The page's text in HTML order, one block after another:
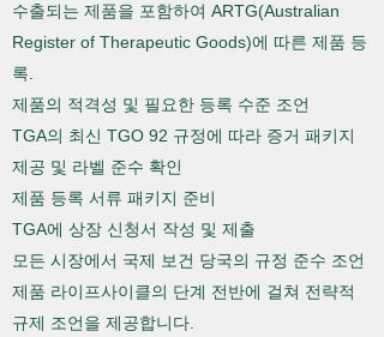
수출되는 제품을 포함하여 ARTG(Australian
Register of Therapeutic Goods)에 따른 제품 등
록.
제품의 적격성 및 필요한 등록 수준 조언
TGA의 최신 TGO 92 규정에 따라 증거 패키지
제공 및 라벨 준수 확인
제품 등록 서류 패키지 준비
TGA에 상장 신청서 작성 및 제출
모든 시장에서 국제 보건 당국의 규정 준수 조언
제품 라이프사이클의 단계 전반에 걸쳐 전략적
규제 조언을 제공합니다.